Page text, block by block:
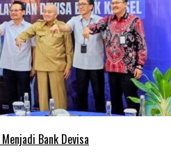
Bank Devisa